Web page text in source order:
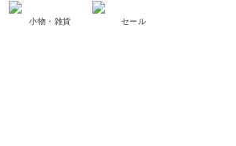
小物・雑貨 セール